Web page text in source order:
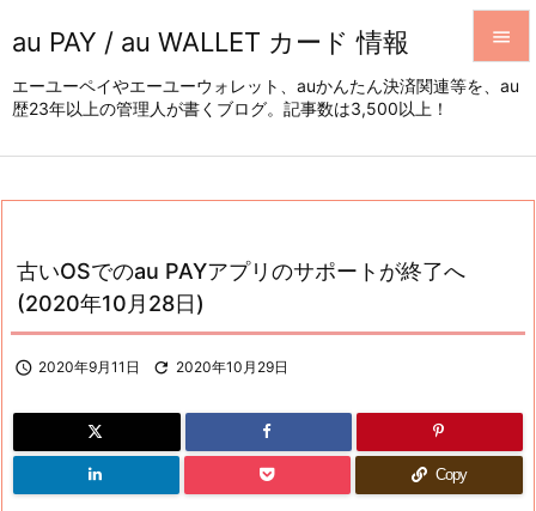
au PAY / au WALLET カード 情報
エーユーペイやエーユーウォレット、auかんたん決済関連等を、au
歴23年以上の管理人が書くブログ。記事数は3,500以上！




古いOSでのau PAYアプリのサポートが終了へ
(2020年10月28日)
 2020年9月11日  2020年10月29日
Copy